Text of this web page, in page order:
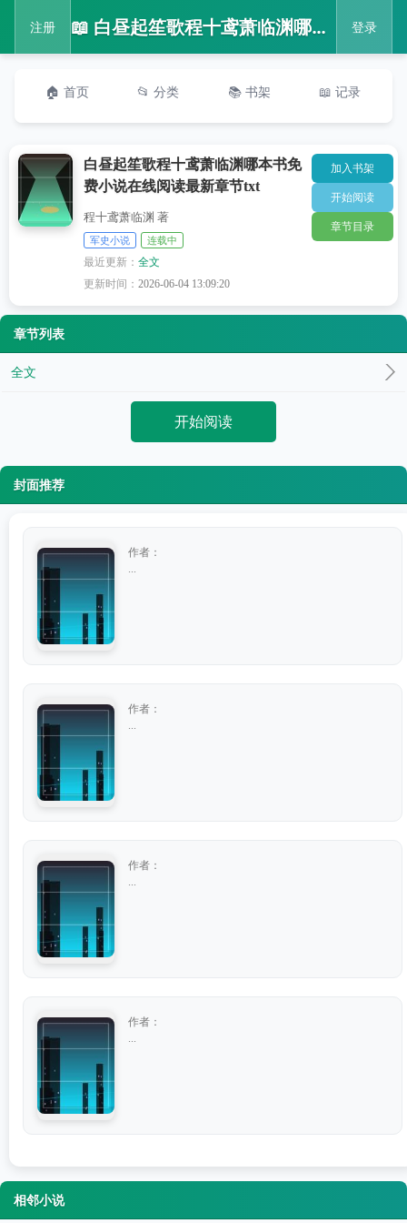
注册 📖 白昼起笙歌程十鸢萧临渊哪本书免费小说在线阅读最新章节txt 登录
🏠 首页 📂 分类 📚 书架 📖 记录
白昼起笙歌程十鸢萧临渊哪本书免
费小说在线阅读最新章节txt
程十鸢萧临渊 著
军史小说 连载中
最近更新：全文
更新时间：2026-06-04 13:09:20
加入书架
开始阅读
章节目录
章节列表
全文
开始阅读
封面推荐
作者：
作者：
作者：
作者：
相邻小说